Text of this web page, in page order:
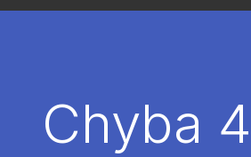
NAJMOUT
Chyba